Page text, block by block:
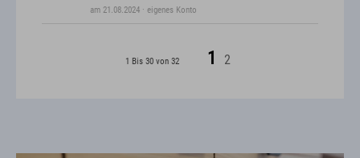
am 21.08.2024 · eigenes Konto
1 Bis 30 von 32 1 2